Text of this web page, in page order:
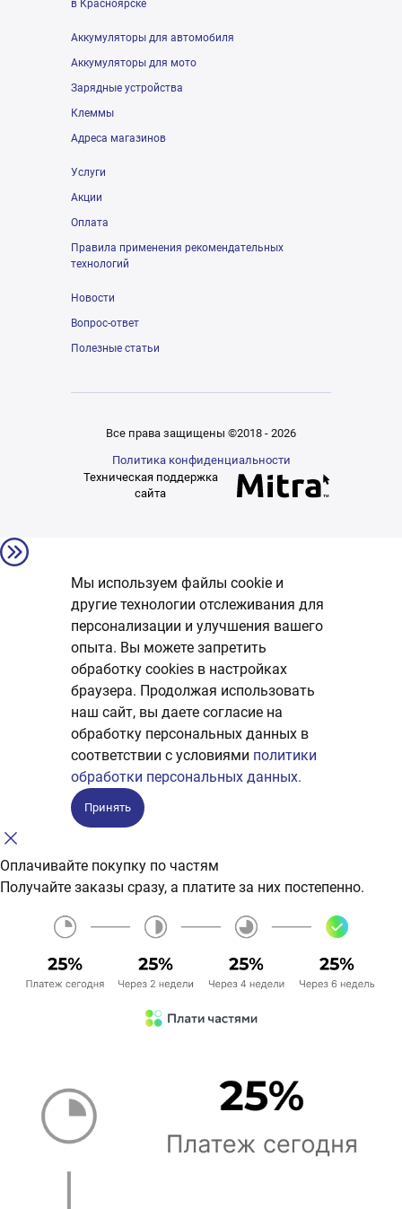
в Красноярске
Аккумуляторы для автомобиля
Аккумуляторы для мото
Зарядные устройства
Клеммы
Адреса магазинов
Услуги
Акции
Оплата
Правила применения рекомендательных
технологий
Новости
Вопрос-ответ
Полезные статьи
Все права защищены ©2018 - 2026
Политика конфиденциальности
Техническая поддержка
сайта
Мы используем файлы cookie и
другие технологии отслеживания для
персонализации и улучшения вашего
опыта. Вы можете запретить
обработку сookies в настройках
браузера. Продолжая использовать
наш сайт, вы даете согласие на
обработку персональных данных в
соответствии с условиями политики
обработки персональных данных.
Принять
Оплачивайте покупку по частям
Получайте заказы сразу, а платите за них постепенно.